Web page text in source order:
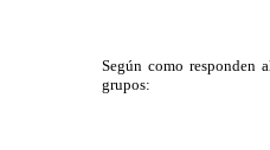
Según como
grupos: